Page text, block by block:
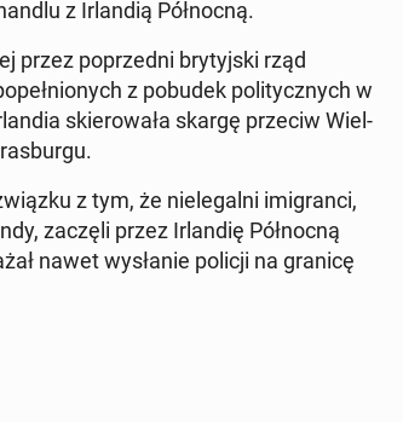
z Ir­lan­dią Pół­noc­ną.
przez po­przed­ni bry­tyj­ski rząd
z pobudek po­li­tycz­nych w
skie­ro­wa­ła skargę przeciw Wiel­
z tym, że nie­le­gal­ni imi­gran­ci,
zaczęli przez Ir­lan­dię Pół­noc­ną
nawet wy­sła­nie policji na granicę